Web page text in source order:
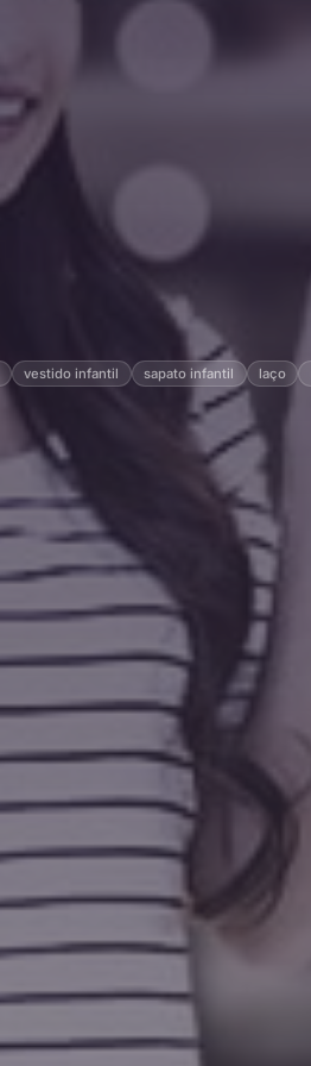
vestido infantil sapato infantil laço